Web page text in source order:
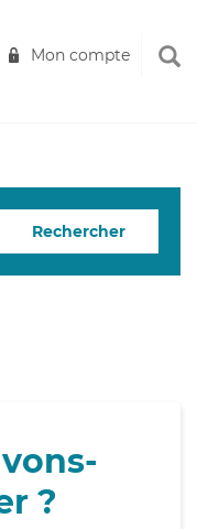
Mon compte
Rechercher
?